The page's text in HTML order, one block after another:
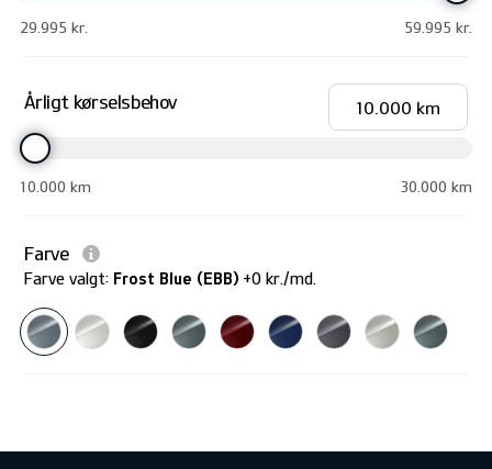
29.995 kr. 59.995 kr.
Årligt kørselsbehov 10.000 km
10.000 km 30.000 km
Farve
Farve valgt: Frost Blue (EBB) +0 kr./md.